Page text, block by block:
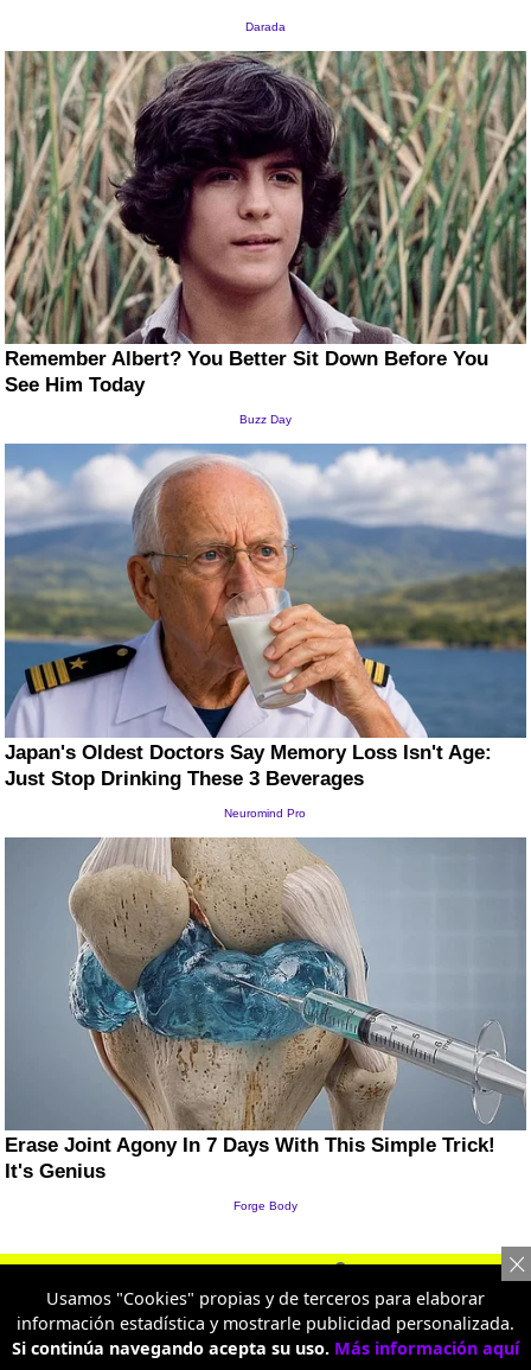
Usamos "Cookies" propias y de terceros para elaborar
información estadística y mostrarle publicidad personalizada.
Si continúa navegando acepta su uso. Más información aquí